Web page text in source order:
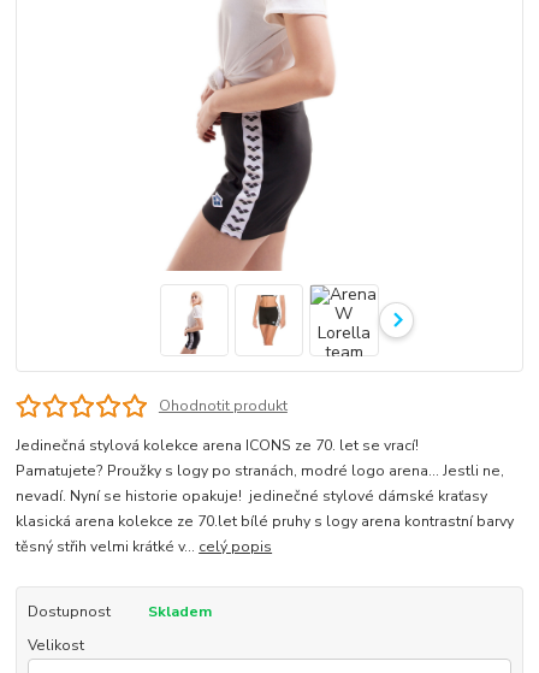
Ohodnotit produkt
Jedinečná stylová kolekce arena ICONS ze 70. let se vrací!
Pamatujete? Proužky s logy po stranách, modré logo arena... Jestli ne,
nevadí. Nyní se historie opakuje! jedinečné stylové dámské kraťasy
klasická arena kolekce ze 70.let bílé pruhy s logy arena kontrastní barvy
těsný střih velmi krátké v... celý popis
Dostupnost
Skladem
Velikost